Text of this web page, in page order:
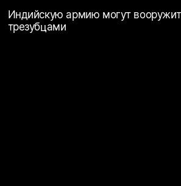
Индийскую армию могут
трезубцами